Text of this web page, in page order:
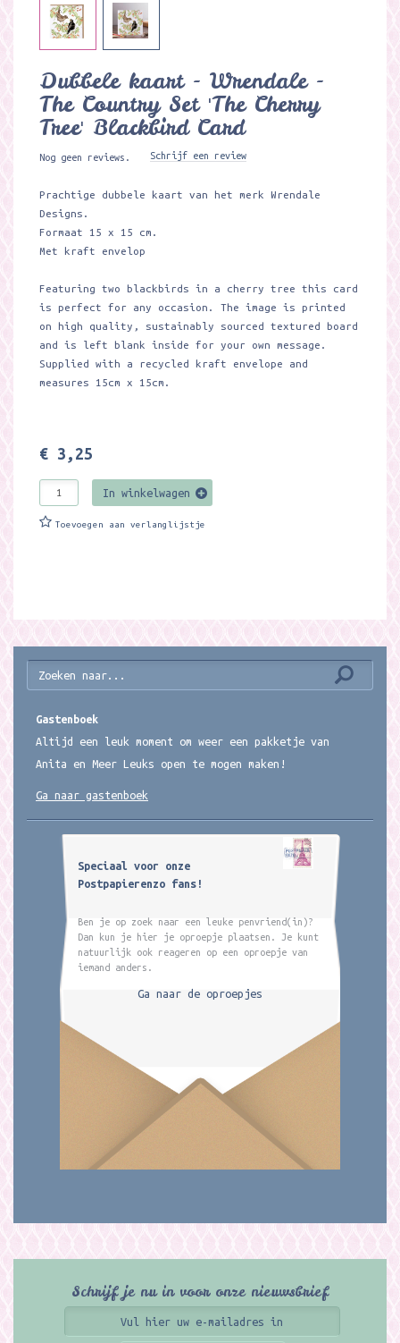
Dubbele kaart - Wrendale -
The Country Set 'The Cherry
Tree' Blackbird Card
Nog geen reviews. Schrijf een review
Prachtige dubbele kaart van het merk Wrendale
Designs.
Formaat 15 x 15 cm.
Met kraft envelop
Featuring two blackbirds in a cherry tree this card
is perfect for any occasion. The image is printed
on high quality, sustainably sourced textured board
and is left blank inside for your own message.
Supplied with a recycled kraft envelope and
measures 15cm x 15cm.
€ 3,25
In winkelwagen
Toevoegen aan verlanglijstje
Gastenboek
Altijd een leuk moment om weer een pakketje van
Anita en Meer Leuks open te mogen maken!
Ga naar gastenboek
Speciaal voor onze
Postpapierenzo fans!
Ben je op zoek naar een leuke penvriend(in)?
Dan kun je hier je oproepje plaatsen. Je kunt
natuurlijk ook reageren op een oproepje van
iemand anders.
Ga naar de oproepjes
Schrijf je nu in voor onze nieuwsbrief